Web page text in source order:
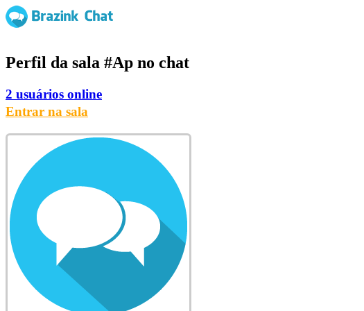
Perfil da sala #Ap no chat
2 usuários online
Entrar na sala